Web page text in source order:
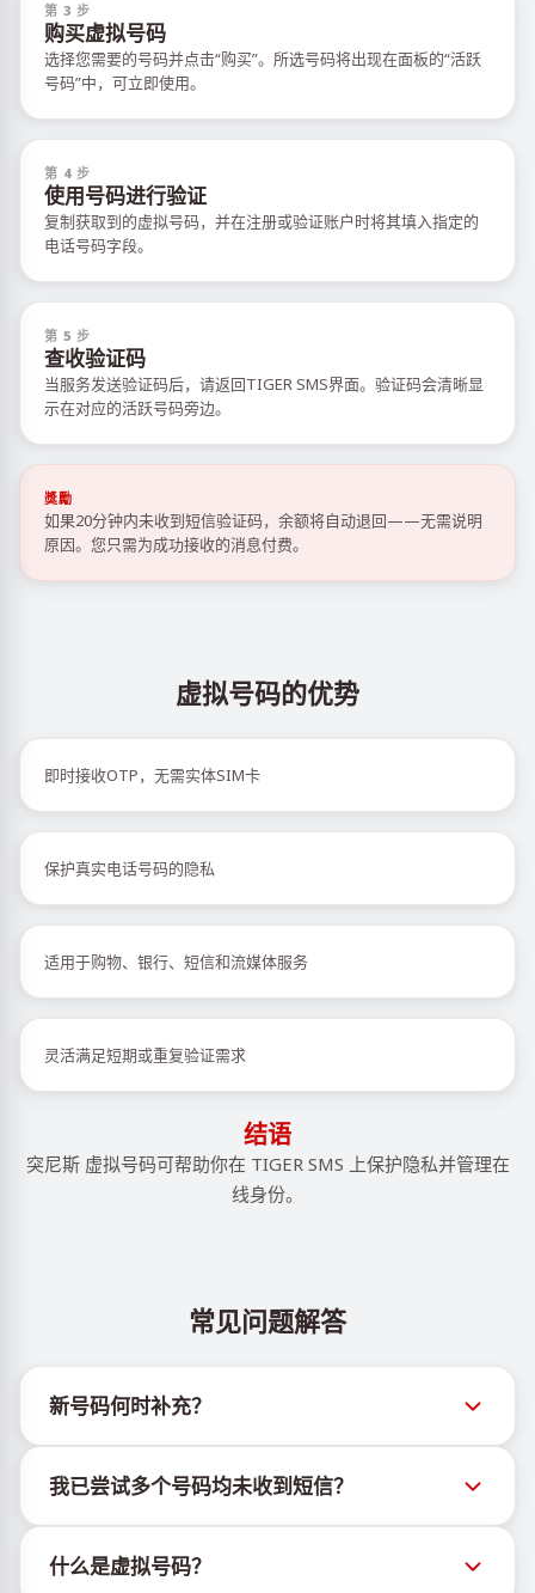
第 3 步
购买虚拟号码
选择您需要的号码并点击“购买”。所选号码将出现在面板的“活跃
号码”中，可立即使用。
第 4 步
使用号码进行验证
复制获取到的虚拟号码，并在注册或验证账户时将其填入指定的
电话号码字段。
第 5 步
查收验证码
当服务发送验证码后，请返回TIGER SMS界面。验证码会清晰显
示在对应的活跃号码旁边。
獎勵
如果20分钟内未收到短信验证码，余额将自动退回——无需说明
原因。您只需为成功接收的消息付费。
虚拟号码的优势
即时接收OTP，无需实体SIM卡
保护真实电话号码的隐私
适用于购物、银行、短信和流媒体服务
灵活满足短期或重复验证需求
结语
突尼斯 虚拟号码可帮助你在 TIGER SMS 上保护隐私并管理在
线身份。
常见问题解答
新号码何时补充？
人 @TigerSMSofficial_bot 查看。该频道会及时更新，
帮助用户获取最新号码库存。
我已尝试多个号码均未收到短信？
率。各服务平台的算法可能因多种原因拦截临时号码的
什么是虚拟号码？